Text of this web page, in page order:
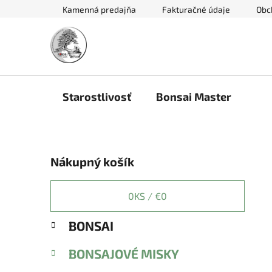
Kamenná predajňa Fakturačné údaje
Starostlivosť Bonsai Master
o
č
ý
p
n
Nákupný košík
0KS / €0
kategórie
a
e
BONSAI
BONSAJOVÉ MISKY